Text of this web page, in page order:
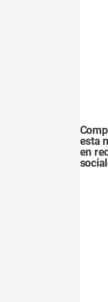
esta
en